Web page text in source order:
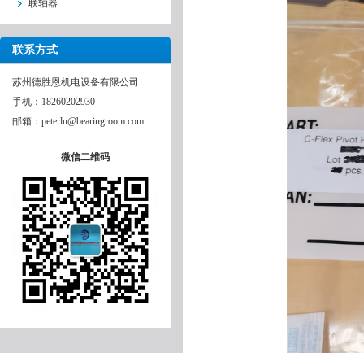
联轴器
联系方式
苏州德胜恩机电设备有限公司
手机：18260202930
邮箱：peterlu@bearingroom.com
微信二维码